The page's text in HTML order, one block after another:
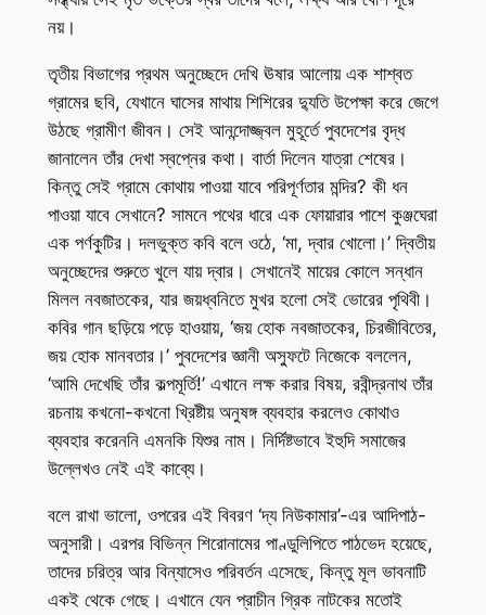
নয়।
তৃতীয় বিভাগের প্রথম অনুচ্ছেদে দেখি ঊষার আলোয় এক শাশ্বত
গ্রামের ছবি, যেখানে ঘাসের মাথায় শিশিরের দ্যুতি উপেক্ষা করে জেগে
উঠছে গ্রামীণ জীবন। সেই আনন্দোজ্জ্বল মুহূর্তে পুবদেশের বৃদ্ধ
জানালেন তাঁর দেখা স্বপ্নের কথা। বার্তা দিলেন যাত্রা শেষের।
কিন্তু সেই গ্রামে কোথায় পাওয়া যাবে পরিপূর্ণতার মন্দির? কী ধন
পাওয়া যাবে সেখানে? সামনে পথের ধারে এক ফোয়ারার পাশে কুঞ্জঘেরা
এক পর্ণকুটির। দলভুক্ত কবি বলে ওঠে, ‘মা, দ্বার খোলো।’ দ্বিতীয়
অনুচ্ছেদের শুরুতে খুলে যায় দ্বার। সেখানেই মায়ের কোলে সন্ধান
মিলল নবজাতকের, যার জয়ধ্বনিতে মুখর হলো সেই ভোরের পৃথিবী।
কবির গান ছড়িয়ে পড়ে হাওয়ায়, ‘জয় হোক নবজাতকের, চিরজীবিতের,
জয় হোক মানবতার।’ পুবদেশের জ্ঞানী অস্ফুটে নিজেকে বললেন,
‘আমি দেখেছি তাঁর কল্পমূর্তি!’ এখানে লক্ষ করার বিষয়, রবীন্দ্রনাথ তাঁর
রচনায় কখনো-কখনো খ্রিষ্টীয় অনুষঙ্গ ব্যবহার করলেও কোথাও
ব্যবহার করেননি এমনকি যিশুর নাম। নির্দিষ্টভাবে ইহুদি সমাজের
উল্লেখও নেই এই কাব্যে।
বলে রাখা ভালো, ওপরের এই বিবরণ ‘দ্য নিউকামার’-এর আদিপাঠ-
অনুসারী। এরপর বিভিন্ন শিরোনামের পাণ্ডুলিপিতে পাঠভেদ হয়েছে,
তাদের চরিত্র আর বিন্যাসেও পরিবর্তন এসেছে, কিন্তু মূল ভাবনাটি
একই থেকে গেছে। এখানে যেন প্রাচীন গ্রিক নাটকের মতোই